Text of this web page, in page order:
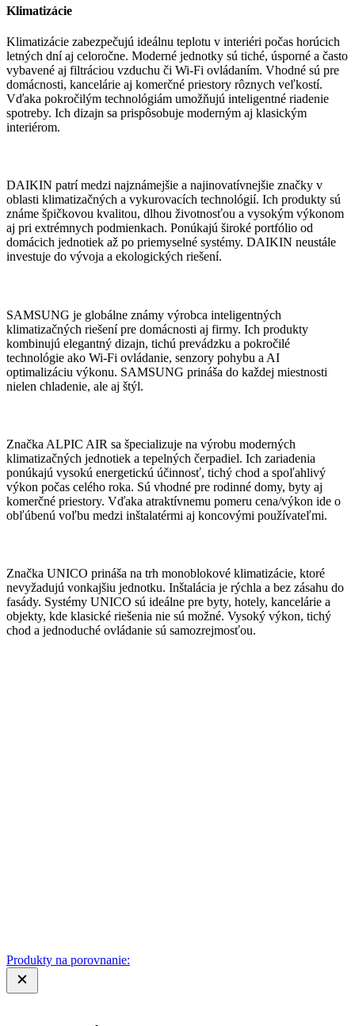
Klimatizácie
Klimatizácie zabezpečujú ideálnu teplotu v interiéri počas horúcich
letných dní aj celoročne. Moderné jednotky sú tiché, úsporné a často
vybavené aj filtráciou vzduchu či Wi-Fi ovládaním. Vhodné sú pre
domácnosti, kancelárie aj komerčné priestory rôznych veľkostí.
Vďaka pokročilým technológiám umožňujú inteligentné riadenie
spotreby. Ich dizajn sa prispôsobuje moderným aj klasickým
interiérom.
DAIKIN patrí medzi najznámejšie a najinovatívnejšie značky v
oblasti klimatizačných a vykurovacích technológií. Ich produkty sú
známe špičkovou kvalitou, dlhou životnosťou a vysokým výkonom
aj pri extrémnych podmienkach. Ponúkajú široké portfólio od
domácich jednotiek až po priemyselné systémy. DAIKIN neustále
investuje do vývoja a ekologických riešení.
SAMSUNG je globálne známy výrobca inteligentných
klimatizačných riešení pre domácnosti aj firmy. Ich produkty
kombinujú elegantný dizajn, tichú prevádzku a pokročilé
technológie ako Wi-Fi ovládanie, senzory pohybu a AI
optimalizáciu výkonu. SAMSUNG prináša do každej miestnosti
nielen chladenie, ale aj štýl.
Značka ALPIC AIR sa špecializuje na výrobu moderných
klimatizačných jednotiek a tepelných čerpadiel. Ich zariadenia
ponúkajú vysokú energetickú účinnosť, tichý chod a spoľahlivý
výkon počas celého roka. Sú vhodné pre rodinné domy, byty aj
komerčné priestory. Vďaka atraktívnemu pomeru cena/výkon ide o
obľúbenú voľbu medzi inštalatérmi aj koncovými používateľmi.
Značka UNICO prináša na trh monoblokové klimatizácie, ktoré
nevyžadujú vonkajšiu jednotku. Inštalácia je rýchla a bez zásahu do
fasády. Systémy UNICO sú ideálne pre byty, hotely, kancelárie a
objekty, kde klasické riešenia nie sú možné. Vysoký výkon, tichý
chod a jednoduché ovládanie sú samozrejmosťou.
Produkty na porovnanie: